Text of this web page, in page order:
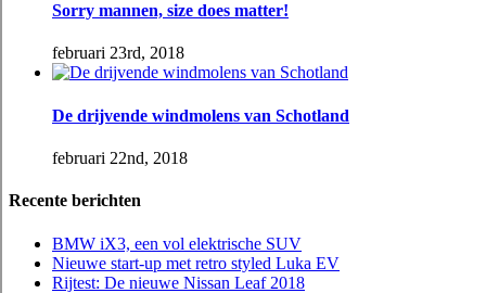
Sorry mannen, size does matter!
februari 23rd, 2018
De drijvende windmolens van Schotland
februari 22nd, 2018
Recente berichten
BMW iX3, een vol elektrische SUV
Nieuwe start-up met retro styled Luka EV
Rijtest: De nieuwe Nissan Leaf 2018